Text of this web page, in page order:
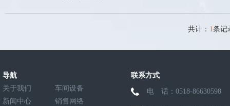
共计： 1条记
导航
关于我们
车间设备
新闻中心
销售网络
联系方式
电 话：0518-86630598